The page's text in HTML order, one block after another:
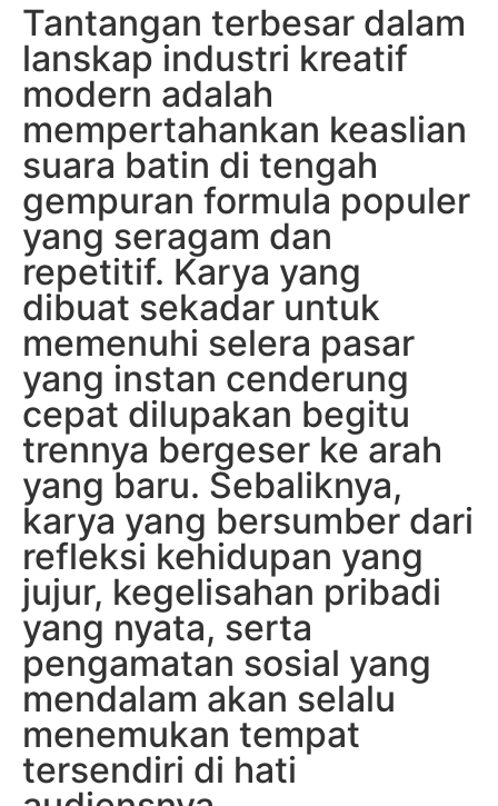
Tantangan terbesar dalam
lanskap industri kreatif
modern adalah
mempertahankan keaslian
suara batin di tengah
gempuran formula populer
yang seragam dan
repetitif. Karya yang
dibuat sekadar untuk
memenuhi selera pasar
yang instan cenderung
cepat dilupakan begitu
trennya bergeser ke arah
yang baru. Sebaliknya,
karya yang bersumber dari
refleksi kehidupan yang
jujur, kegelisahan pribadi
yang nyata, serta
pengamatan sosial yang
mendalam akan selalu
menemukan tempat
tersendiri di hati